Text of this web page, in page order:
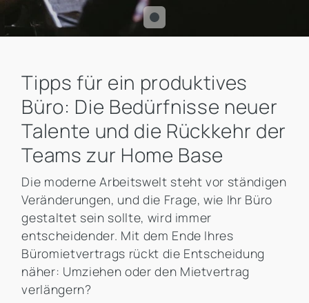
Tipps für ein produktives
Büro: Die Bedürfnisse neuer
Talente und die Rückkehr der
Teams zur Home Base
Die moderne Arbeitswelt steht vor ständigen
Veränderungen, und die Frage, wie Ihr Büro
gestaltet sein sollte, wird immer
entscheidender. Mit dem Ende Ihres
Büromietvertrags rückt die Entscheidung
näher: Umziehen oder den Mietvertrag
verlängern?